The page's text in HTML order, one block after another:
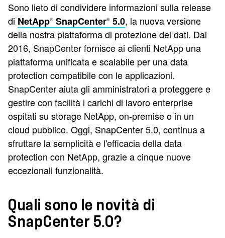
Sono lieto di condividere informazioni sulla release
di NetApp® SnapCenter® 5.0, la nuova versione
della nostra piattaforma di protezione dei dati. Dal
2016, SnapCenter fornisce ai clienti NetApp una
piattaforma unificata e scalabile per una data
protection compatibile con le applicazioni.
SnapCenter aiuta gli amministratori a proteggere e
gestire con facilità i carichi di lavoro enterprise
ospitati su storage NetApp, on-premise o in un
cloud pubblico. Oggi, SnapCenter 5.0, continua a
sfruttare la semplicità e l'efficacia della data
protection con NetApp, grazie a cinque nuove
eccezionali funzionalità.
Quali sono le novità di
SnapCenter 5.0?